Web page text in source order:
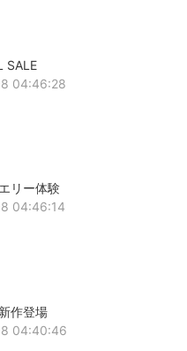
SALE
04:46:28
リー体験
04:46:14
作登場
04:40:46